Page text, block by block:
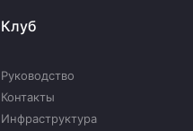
Клуб
Руководство
Контакты
Инфраструктура